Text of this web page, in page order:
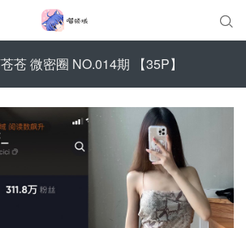

苍 微密圈 NO.014期 【35P】